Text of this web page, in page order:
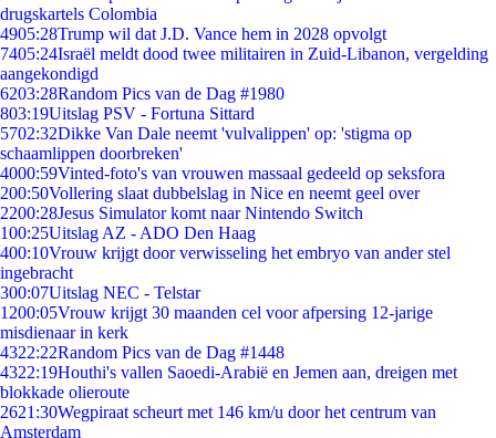
drugskartels Colombia
4905:28Trump wil dat J.D. Vance hem in 2028 opvolgt
7405:24Israël meldt dood twee militairen in Zuid-Libanon, vergelding
aangekondigd
6203:28Random Pics van de Dag #1980
803:19Uitslag PSV - Fortuna Sittard
5702:32Dikke Van Dale neemt 'vulvalippen' op: 'stigma op
schaamlippen doorbreken'
4000:59Vinted-foto's van vrouwen massaal gedeeld op seksfora
200:50Vollering slaat dubbelslag in Nice en neemt geel over
2200:28Jesus Simulator komt naar Nintendo Switch
100:25Uitslag AZ - ADO Den Haag
400:10Vrouw krijgt door verwisseling het embryo van ander stel
ingebracht
300:07Uitslag NEC - Telstar
1200:05Vrouw krijgt 30 maanden cel voor afpersing 12-jarige
misdienaar in kerk
4322:22Random Pics van de Dag #1448
4322:19Houthi's vallen Saoedi-Arabië en Jemen aan, dreigen met
blokkade olieroute
2621:30Wegpiraat scheurt met 146 km/u door het centrum van
Amsterdam